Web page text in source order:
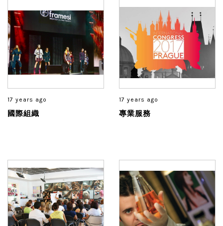
17 years ago
國際組織
17 years ago
專業服務